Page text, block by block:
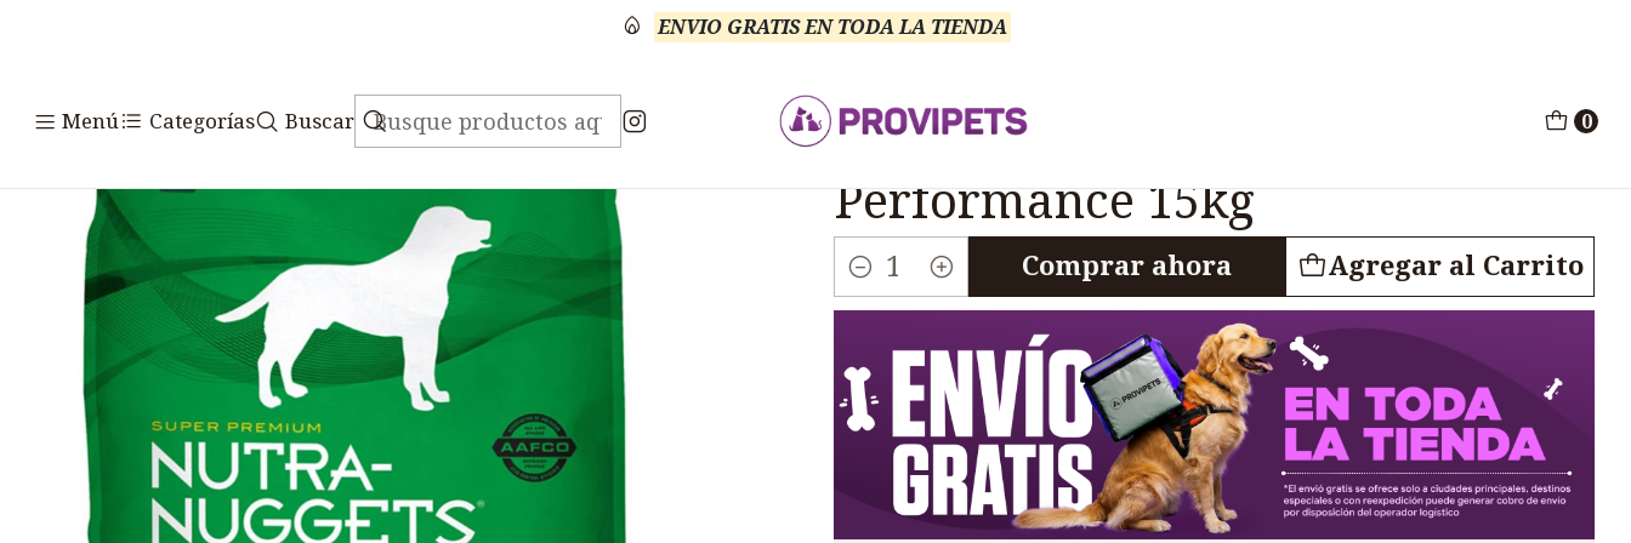
Menú Categorías Buscar 0
ENVIO GRATIS EN TODA LA TIENDA
Perros NutraNuggets Nutranuggets Perros Performance 15kg
Nutranuggets Perros
Performance 15kg
Cantidad
Agregar al Carrito
Comprar ahora